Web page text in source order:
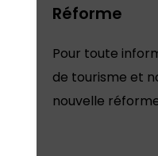
Réforme
Pour toute
de tourisme et
nouvelle